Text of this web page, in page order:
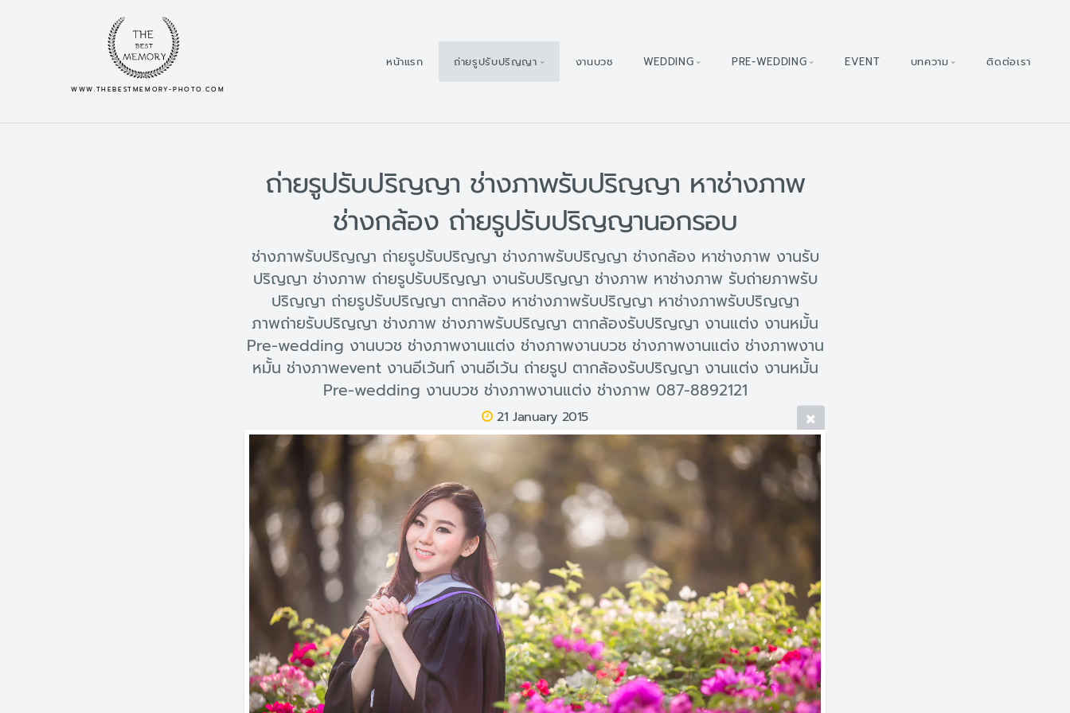
WWW.THEBESTMEMORY-PHOTO.COM
หน้าแรก ถ่ายรูปรับปริญญา งานบวช WEDDING PRE-WEDDING EVENT บทความ ติดต่อเรา
ถ่ายรูปรับปริญญา ช่างภาพรับปริญญา หาช่างภาพ
ช่างกล้อง ถ่ายรูปรับปริญญานอกรอบ
ช่างภาพรับปริญญา ถ่ายรูปรับปริญญา ช่างภาพรับปริญญา ช่างกล้อง หาช่างภาพ งานรับ
ปริญญา ช่างภาพ ถ่ายรูปรับปริญญา งานรับปริญญา ช่างภาพ หาช่างภาพ รับถ่ายภาพรับ
ปริญญา ถ่ายรูปรับปริญญา ตากล้อง หาช่างภาพรับปริญญา หาช่างภาพรับปริญญา
ภาพถ่ายรับปริญญา ช่างภาพ ช่างภาพรับปริญญา ตากล้องรับปริญญา งานแต่ง งานหมั้น
Pre-wedding งานบวช ช่างภาพงานแต่ง ช่างภาพงานบวช ช่างภาพงานแต่ง ช่างภาพงาน
หมั้น ช่างภาพevent งานอีเว้นท์ งานอีเว้น ถ่ายรูป ตากล้องรับปริญญา งานแต่ง งานหมั้น
Pre-wedding งานบวช ช่างภาพงานแต่ง ช่างภาพ 087-8892121
21 January 2015